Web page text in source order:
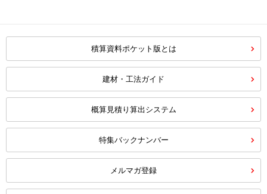
積算資料ポケット版とは
建材・工法ガイド
概算見積り算出システム
特集バックナンバー
メルマガ登録